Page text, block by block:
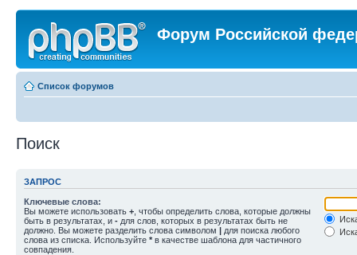
Форум Российской
Список форумов
Поиск
ЗАПРОС
Ключевые слова:
Вы можете использовать + , чтобы определить слова, которые должны
быть в результатах, и - для слов, которых в результатах быть не
должно. Вы можете разделить слова символом | для поиска любого
слова из списка. Используйте * в качестве шаблона для частичного
совпадения.